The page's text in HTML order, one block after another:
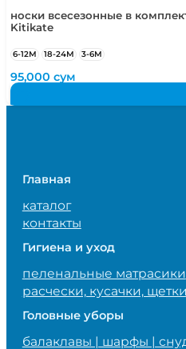
носки всесезонные в
Kitikate
6-12М 18-24М 3-6М
95,000сум
Главная
каталог
контакты
Гигиена и уход
пеленальные матрасики
расчески, кусачки, щетки
Головные уборы
балаклавы | шарфы |